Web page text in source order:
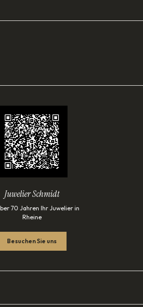
Juwelier Schmidt
70 Jahren Ihr Juwelier in
Rheine
Besuchen Sie uns